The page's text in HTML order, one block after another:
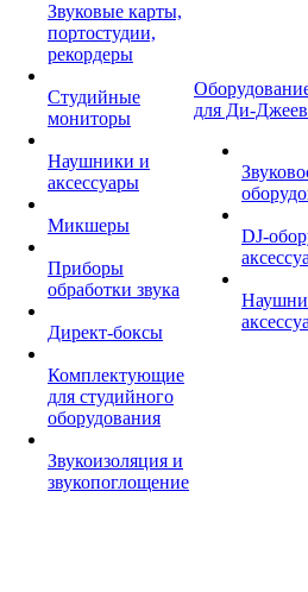
Звуковые карты,
портостудии,
рекордеры
Студийные
мониторы
Наушники и
аксессуары
Микшеры
Приборы
обработки звука
Директ-боксы
Комплектующие
для студийного
оборудования
Звукоизоляция и
звукопоглощение
для Ди-Джеев
DJ-